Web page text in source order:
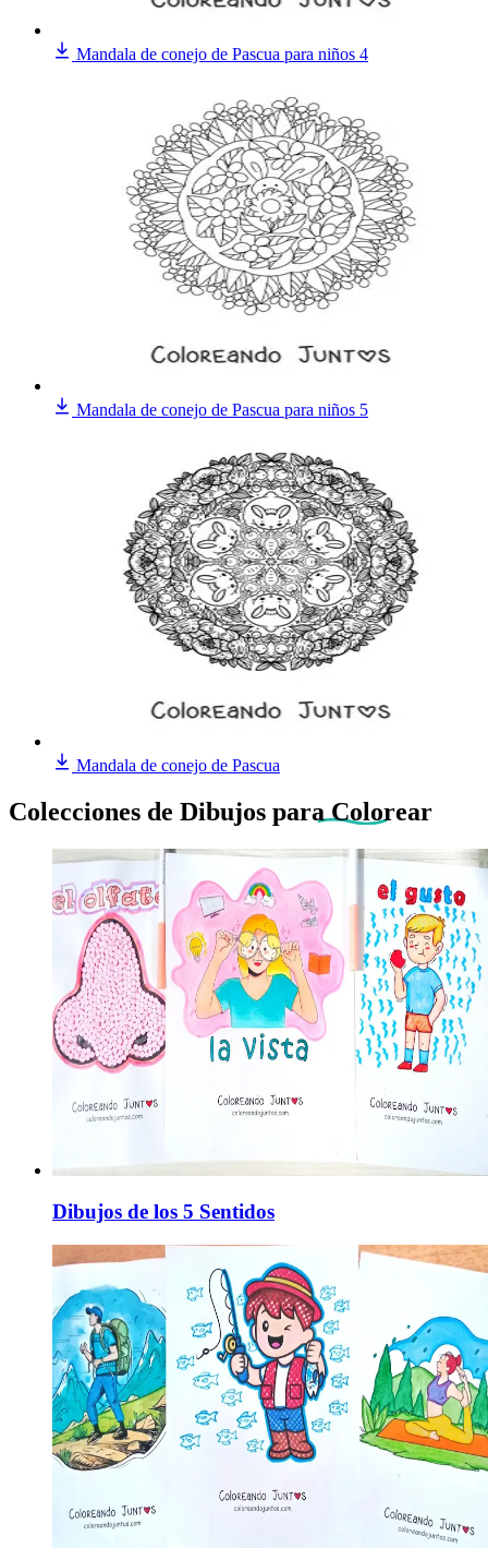
Mandala de conejo de Pascua para niños 4
Mandala de conejo de Pascua para niños 5
Mandala de conejo de Pascua
Colecciones de Dibujos para Colorear
Dibujos de los 5 Sentidos